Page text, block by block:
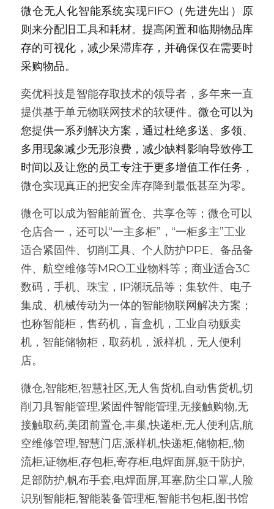
微仓无人化智能系统实现FIFO（先进先出）原
则来分配旧工具和耗材。提高闲置和临期物品库
存的可视化，减少呆滞库存，并确保仅在需要时
采购物品。
奕优科技是智能存取技术的领导者，多年来一直
提供基于单元物联网技术的软硬件。 微仓可以为
您提供一系列解决方案，通过杜绝多送、多领、
多用现象减少无形浪费，减少缺料影响导致停工
时间以及让您的员工专注于更多增值工作任务，
微仓实现真正的把安全库存降到最低甚至为零。
微仓可以成为智能前置仓、共享仓等；微仓可以
仓店合一，还可以“一主多柜”，“一柜多主”工业
适合紧固件、切削工具、个人防护PPE、备品备
件、航空维修等MRO工业物料等；商业适合3C
数码，手机、珠宝，IP潮玩品等；集软件、电子
集成、机械传动为一体的智能物联网解决方案；
也称智能柜，售药机，盲盒机，工业自动贩卖
机，智能储物柜，取药机，派样机，无人便利
店。
微仓,智能柜,智慧社区,无人售货机,自动售货机,切
削刀具智能管理,紧固件智能管理,无接触购物,无
接触取药,美团前置仓,丰巢,快递柜,无人便利店,航
空维修管理,智慧门店,派样机,快递柜,储物柜,,物
流柜,证物柜,存包柜,寄存柜,电焊面屏,躯干防护,
足部防护,帆布手套,电焊面屏,耳塞,防尘口罩,人脸
识别智能柜,智能装备管理柜,智能书包柜,图书馆